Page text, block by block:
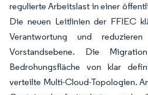
regulierte Arbeitslast in einer
Die neuen Leitlinien der FFIEC
Verantwortung und
Vorstandsebene. Die
Bedrohungsfläche von klar
verteilte Multi-Cloud-Topologien.